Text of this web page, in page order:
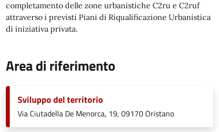
completamento delle zone urbanistiche C2ru e C2ruf
attraverso i previsti Piani di Riqualificazione Urbanistica
di iniziativa privata.
Area di riferimento
Sviluppo del territorio
Via Ciutadella De Menorca, 19, 09170 Oristano